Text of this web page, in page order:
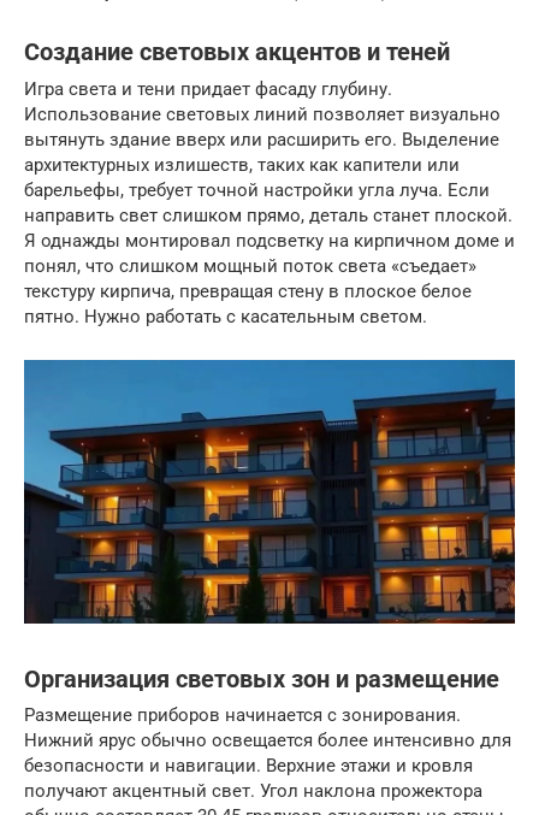
Создание световых акцентов и теней
Игра света и тени придает фасаду глубину.
Использование световых линий позволяет визуально
вытянуть здание вверх или расширить его. Выделение
архитектурных излишеств, таких как капители или
барельефы, требует точной настройки угла луча. Если
направить свет слишком прямо, деталь станет плоской.
Я однажды монтировал подсветку на кирпичном доме и
понял, что слишком мощный поток света «съедает»
текстуру кирпича, превращая стену в плоское белое
пятно. Нужно работать с касательным светом.
Организация световых зон и размещение
Размещение приборов начинается с зонирования.
Нижний ярус обычно освещается более интенсивно для
безопасности и навигации. Верхние этажи и кровля
получают акцентный свет. Угол наклона прожектора